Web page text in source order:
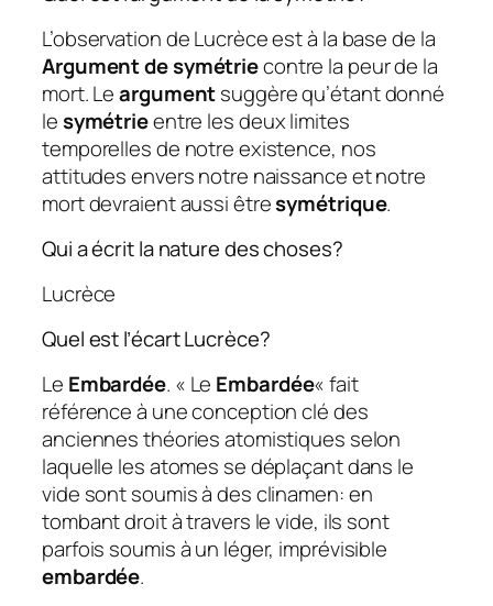
L’observation de Lucrèce est à la base de la
Argument de symétriecontre la peur de la
mort. Leargumentsuggère qu’étant donné
lesymétrieentre les deux limites
temporelles de notre existence, nos
attitudes envers notre naissance et notre
mort devraient aussi êtresymétrique.
Qui a écrit la nature des choses?
Lucrèce
Quel est l’écart Lucrèce?
Le Embardée. « Le Embardée« fait
référence à une conception clé des
anciennes théories atomistiques selon
laquelle les atomes se déplaçant dans le
vide sont soumis à des clinamen: en
tombant droit à travers le vide, ils sont
parfois soumis à un léger, imprévisible
embardée.